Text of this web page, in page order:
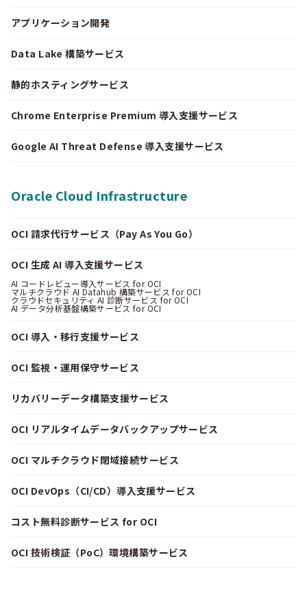
アプリケーション開発
Data Lake 構築サービス
静的ホスティングサービス
Chrome Enterprise Premium 導入支援サービス
Google AI Threat Defense 導入支援サービス
Oracle Cloud Infrastructure
OCI 請求代行サービス（Pay As You Go）
OCI 生成 AI 導入支援サービス
AI コードレビュー導入サービス for OCI
マルチクラウド AI Datahub 構築サービス for OCI
クラウドセキュリティ AI 診断サービス for OCI
AI データ分析基盤構築サービス for OCI
OCI 導入・移行支援サービス
OCI 監視・運用保守サービス
リカバリーデータ構築支援サービス
OCI リアルタイムデータバックアップサービス
OCI マルチクラウド閉域接続サービス
OCI DevOps（CI/CD）導入支援サービス
コスト無料診断サービス for OCI
OCI 技術検証（PoC）環境構築サービス